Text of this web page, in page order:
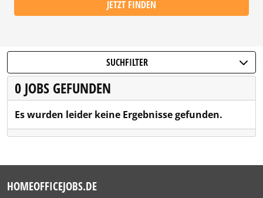
JETZT FINDEN
SUCHFILTER
0 JOBS GEFUNDEN
Es wurden leider keine Ergebnisse gefunden.
HOMEOFFICEJOBS.DE